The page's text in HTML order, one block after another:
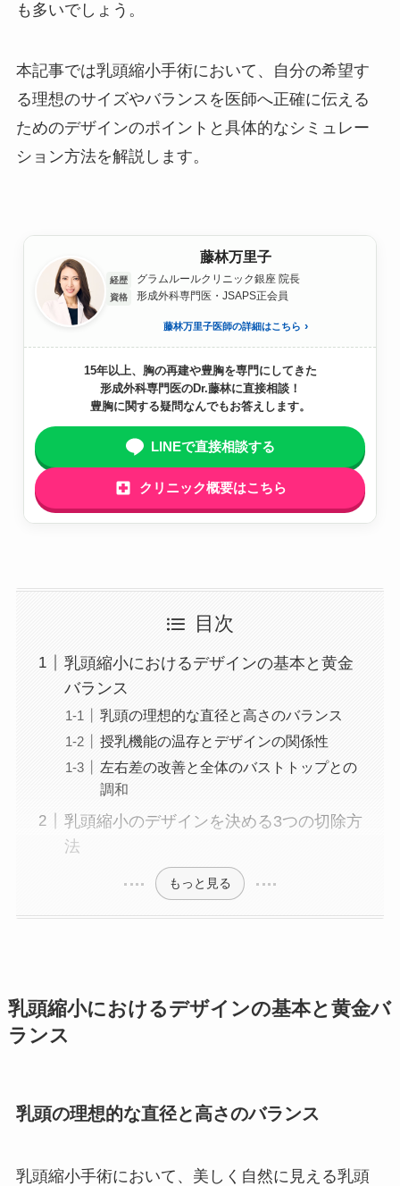
も多いでしょう。
本記事では乳頭縮小手術において、自分の希望す
る理想のサイズやバランスを医師へ正確に伝える
ためのデザインのポイントと具体的なシミュレー
ション方法を解説します。
藤林万里子
経歴 グラムルールクリニック銀座 院長
資格 形成外科専門医・JSAPS正会員
藤林万里子医師の詳細はこちら
15年以上、胸の再建や豊胸を専門にしてきた
形成外科専門医のDr.藤林に直接相談！
豊胸に関する疑問なんでもお答えします。
LINEで直接相談する
クリニック概要はこちら
目次
乳頭縮小におけるデザインの基本と黄金
バランス
乳頭の理想的な直径と高さのバランス
授乳機能の温存とデザインの関係性
左右差の改善と全体のバストトップとの
調和
乳頭縮小のデザインを決める3つの切除方
法
もっと見る
乳頭縮小におけるデザインの基本と黄金バ
ランス
乳頭の理想的な直径と高さのバランス
乳頭縮小手術において、美しく自然に見える乳頭